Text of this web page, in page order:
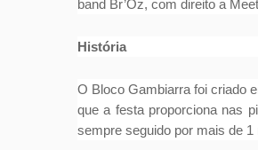
band Br’Oz, com direito a
História
O Bloco Gambiarra foi criado
que a festa proporciona nas
sempre seguido por mais de